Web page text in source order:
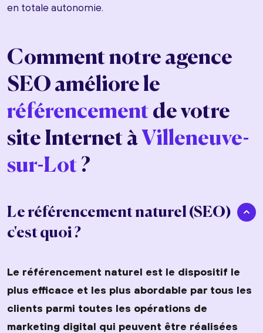
en totale autonomie.
Comment notre agence
SEO améliore le
référencement de votre
site Internet à Villeneuve-
sur-Lot ?
Le référencement naturel (SEO)
c'est quoi ?
Le référencement naturel est le dispositif le
plus efficace et les plus abordable par tous les
clients parmi toutes les opérations de
marketing digital qui peuvent être réalisées